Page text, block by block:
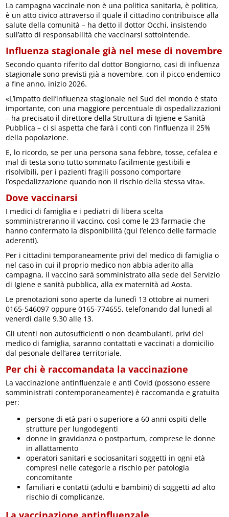
La campagna vaccinale non è una politica sanitaria, è politica,
è un atto civico attraverso il quale il cittadino contribuisce alla
salute della comunità – ha detto il dottor Occhi, insistendo
sull’atto di responsabilità che vaccinarsi sottointende.
Influenza stagionale già nel mese di novembre
Secondo quanto riferito dal dottor Bongiorno, casi di influenza
stagionale sono previsti già a novembre, con il picco endemico
a fine anno, inizio 2026.
«L’impatto dell’influenza stagionale nel Sud del mondo è stato
importante, con una maggiore percentuale di ospedalizzazioni
– ha precisato il direttore della Struttura di Igiene e Sanità
Pubblica – ci si aspetta che farà i conti con l’influenza il 25%
della popolazione.
E, lo ricordo, se per una persona sana febbre, tosse, cefalea e
mal di testa sono tutto sommato facilmente gestibili e
risolvibili, per i pazienti fragili possono comportare
l’ospedalizzazione quando non il rischio della stessa vita».
Dove vaccinarsi
I medici di famiglia e i pediatri di libera scelta
somministreranno il vaccino, così come le 23 farmacie che
hanno confermato la disponibilità (qui l’elenco delle farmacie
aderenti).
Per i cittadini temporaneamente privi del medico di famiglia o
nel caso in cui il proprio medico non abbia aderito alla
campagna, il vaccino sarà somministrato alla sede del Servizio
di Igiene e sanità pubblica, alla ex maternità ad Aosta.
Le prenotazioni sono aperte da lunedì 13 ottobre ai numeri
0165-546097 oppure 0165-774655, telefonando dal lunedì al
venerdì dalle 9.30 alle 13.
Gli utenti non autosufficienti o non deambulanti, privi del
medico di famiglia, saranno contattati e vaccinati a domicilio
dal pesonale dell’area territoriale.
Per chi è raccomandata la vaccinazione
La vaccinazione antinfluenzale e anti Covid (possono essere
somministrati contemporaneamente) è raccomanda e gratuita
per:
persone di età pari o superiore a 60 anni ospiti delle
strutture per lungodegenti
donne in gravidanza o postpartum, comprese le donne
in allattamento
operatori sanitari e sociosanitari soggetti in ogni età
compresi nelle categorie a rischio per patologia
concomitante
familiari e contatti (adulti e bambini) di soggetti ad alto
rischio di complicanze.